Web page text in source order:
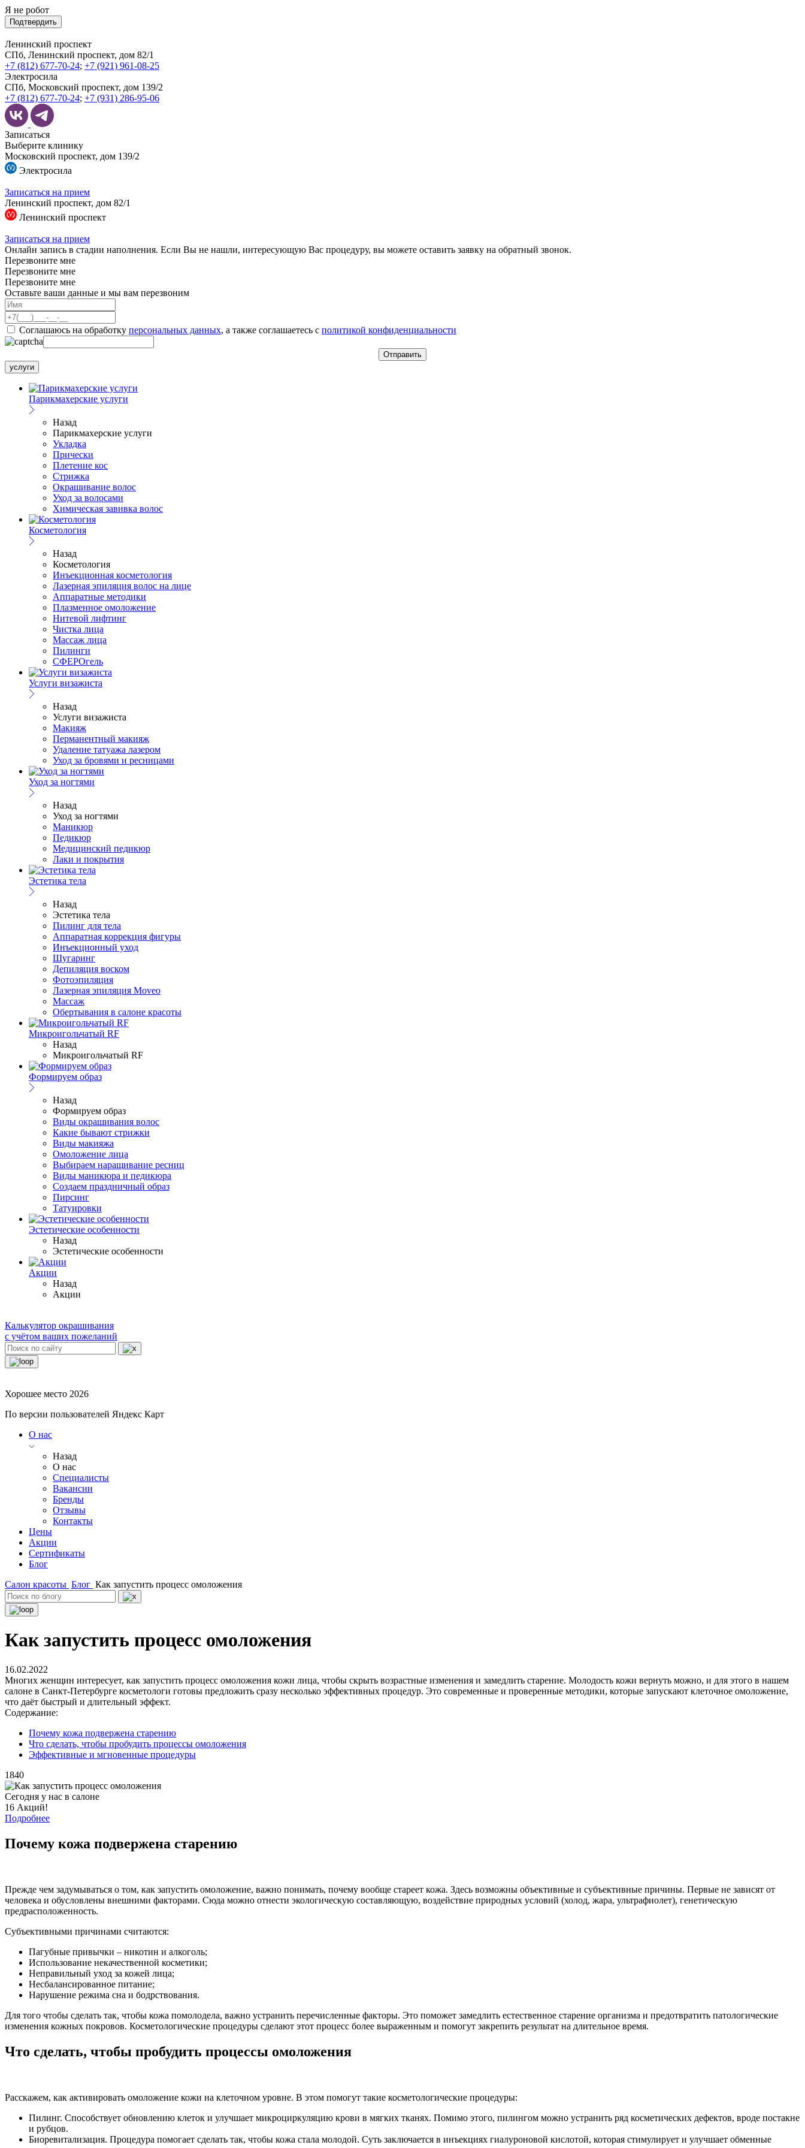
Я не робот
Подтвердить
Ленинский проспект
СПб, Ленинский проспект, дом 82/1
+7 (812) 677-70-24; +7 (921) 961-08-25
Электросила
СПб, Московский проспект, дом 139/2
+7 (812) 677-70-24; +7 (931) 286-95-06
Записаться
Выберите клинику
Московский проспект, дом 139/2
Электросила
Записаться на прием
Ленинский проспект, дом 82/1
Ленинский проспект
Записаться на прием
Онлайн запись в стадии наполнения. Если Вы не нашли, интересующую Вас процедуру, вы можете оставить заявку на обратный звонок.
Перезвоните мне
Перезвоните мне
Перезвоните мне
Оставьте ваши данные и мы вам перезвоним
Соглашаюсь на обработку персональных данных, а также соглашаетесь c политикой конфиденциальности
услуги
Парикмахерские услуги
Назад
Парикмахерские услуги
Укладка
Прически
Плетение кос
Стрижка
Окрашивание волос
Уход за волосами
Химическая завивка волос
Косметология
Назад
Косметология
Инъекционная косметология
Лазерная эпиляция волос на лице
Аппаратные методики
Плазменное омоложение
Нитевой лифтинг
Чистка лица
Массаж лица
Пилинги
СФЕРОгель
Услуги визажиста
Назад
Услуги визажиста
Макияж
Перманентный макияж
Удаление татуажа лазером
Уход за бровями и ресницами
Уход за ногтями
Назад
Уход за ногтями
Маникюр
Педикюр
Медицинский педикюр
Лаки и покрытия
Эстетика тела
Назад
Эстетика тела
Пилинг для тела
Аппаратная коррекция фигуры
Инъекционный уход
Шугаринг
Депиляция воском
Фотоэпиляция
Лазерная эпиляция Moveo
Массаж
Обертывания в салоне красоты
Микроигольчатый RF
Назад
Микроигольчатый RF
Формируем образ
Назад
Формируем образ
Виды окрашивания волос
Какие бывают стрижки
Виды макияжа
Омоложение лица
Выбираем наращивание ресниц
Виды маникюра и педикюра
Создаем праздничный образ
Пирсинг
Татуировки
Эстетические особенности
Назад
Эстетические особенности
Акции
Назад
Акции
Калькулятор окрашивания
с учётом ваших пожеланий
Хорошее место 2026
По версии пользователей Яндекс Карт
О нас
Назад
О нас
Специалисты
Вакансии
Бренды
Отзывы
Контакты
Цены
Акции
Сертификаты
Блог
Салон красоты Блог Как запустить процесс омоложения
Как запустить процесс омоложения
16.02.2022
Многих женщин интересует, как запустить процесс омоложения кожи лица, чтобы скрыть возрастные изменения и замедлить старение. Молодость кожи вернуть можно, и для этого в нашем
салоне в Санкт-Петербурге косметологи готовы предложить сразу несколько эффективных процедур. Это современные и проверенные методики, которые запускают клеточное омоложение,
что даёт быстрый и длительный эффект.
Содержание:
Почему кожа подвержена старению
Что сделать, чтобы пробудить процессы омоложения
Эффективные и мгновенные процедуры
1840
Сегодня у нас в салоне
16 Акций!
Подробнее
Почему кожа подвержена старению
Прежде чем задумываться о том, как запустить омоложение, важно понимать, почему вообще стареет кожа. Здесь возможны объективные и субъективные причины. Первые не зависят от
человека и обусловлены внешними факторами. Сюда можно отнести экологическую составляющую, воздействие природных условий (холод, жара, ультрафиолет), генетическую
предрасположенность.
Субъективными причинами считаются:
Пагубные привычки – никотин и алкоголь;
Использование некачественной косметики;
Неправильный уход за кожей лица;
Несбалансированное питание;
Нарушение режима сна и бодрствования.
Для того чтобы сделать так, чтобы кожа помолодела, важно устранить перечисленные факторы. Это поможет замедлить естественное старение организма и предотвратить патологические
изменения кожных покровов. Косметологические процедуры сделают этот процесс более выраженным и помогут закрепить результат на длительное время.
Что сделать, чтобы пробудить процессы омоложения
Расскажем, как активировать омоложение кожи на клеточном уровне. В этом помогут такие косметологические процедуры:
Пилинг. Способствует обновлению клеток и улучшает микроциркуляцию крови в мягких тканях. Помимо этого, пилингом можно устранить ряд косметических дефектов, вроде постакне
и рубцов.
Биоревитализация. Процедура помогает сделать так, чтобы кожа стала молодой. Суть заключается в инъекциях гиалуроновой кислотой, которая стимулирует и улучшает обменные